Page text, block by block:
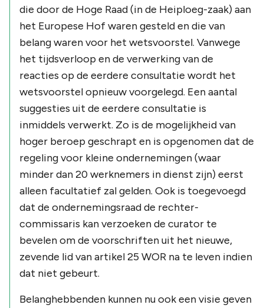
die door de Hoge Raad (in de Heiploeg-zaak) aan
het Europese Hof waren gesteld en die van
belang waren voor het wetsvoorstel. Vanwege
het tijdsverloop en de verwerking van de
reacties op de eerdere consultatie wordt het
wetsvoorstel opnieuw voorgelegd. Een aantal
suggesties uit de eerdere consultatie is
inmiddels verwerkt. Zo is de mogelijkheid van
hoger beroep geschrapt en is opgenomen dat de
regeling voor kleine ondernemingen (waar
minder dan 20 werknemers in dienst zijn) eerst
alleen facultatief zal gelden. Ook is toegevoegd
dat de ondernemingsraad de rechter-
commissaris kan verzoeken de curator te
bevelen om de voorschriften uit het nieuwe,
zevende lid van artikel 25 WOR na te leven indien
dat niet gebeurt.
Belanghebbenden kunnen nu ook een visie geven